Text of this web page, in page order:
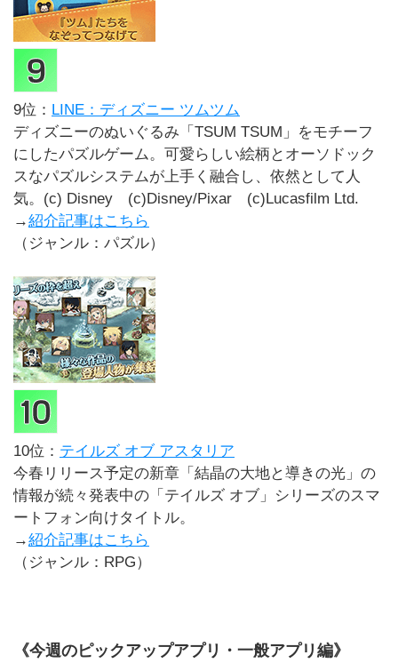
9位： LINE：ディズニー ツムツム
ディズニーのぬいぐるみ「TSUM TSUM」をモチーフ
にしたパズルゲーム。可愛らしい絵柄とオーソドック
スなパズルシステムが上手く融合し、依然として人
気。(c) Disney (c)Disney/Pixar (c)Lucasfilm Ltd.
→紹介記事はこちら
（ジャンル：パズル）
10位： テイルズ オブ アスタリア
今春リリース予定の新章「結晶の大地と導きの光」の
情報が続々発表中の「テイルズ オブ」シリーズのスマ
ートフォン向けタイトル。
→紹介記事はこちら
（ジャンル：RPG）
《今週のピックアップアプリ・一般アプリ編》